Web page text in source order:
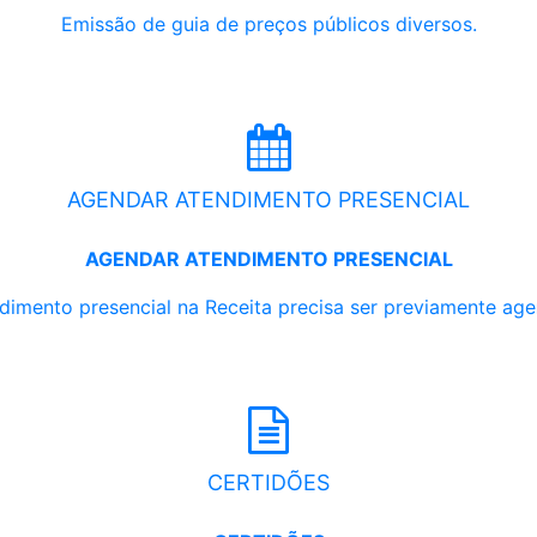
Emissão de guia de preços públicos diversos.
AGENDAR ATENDIMENTO PRESENCIAL
AGENDAR ATENDIMENTO PRESENCIAL
presencial na Receita precisa ser previamente
CERTIDÕES